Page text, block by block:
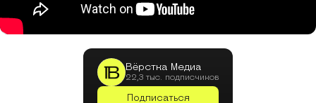
Вёрстка Медиа
22,3 тыс. подписчиков
Подписаться